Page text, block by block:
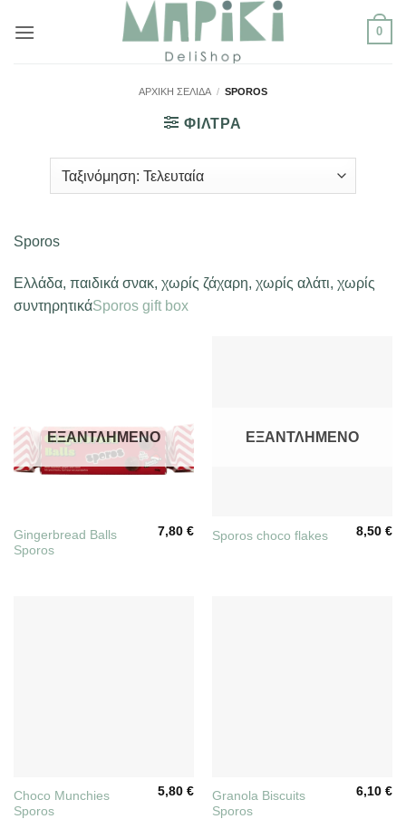
στο
0
ΑΡΧΙΚΉ ΣΕΛΊΔΑ / SPOROS
ΦΙΛΤΡΑ
Sporos
Ελλάδα, παιδικά σνακ, χωρίς ζάχαρη, χωρίς αλάτι, χωρίς
συντηρητικάSporos gift box
ΕΞΑΝΤΛΗΜΈΝΟ
Gingerbread Balls
Sporos
7,80€
ΕΞΑΝΤΛΗΜΈΝΟ
Sporos choco flakes 8,50€
Choco Munchies
Sporos
5,80€
Granola Biscuits
Sporos
6,10€